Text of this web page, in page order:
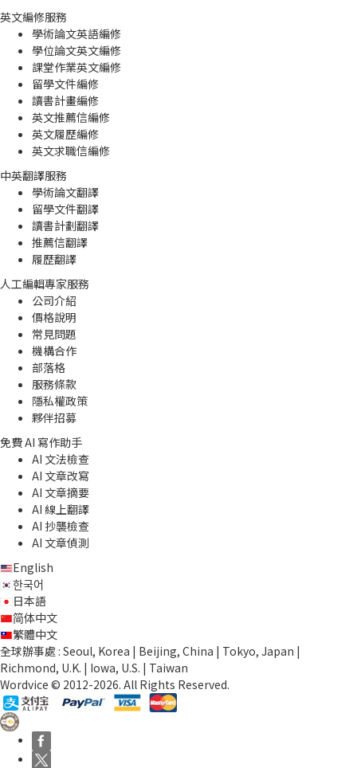
英文編修服務
學術論文英語編修
學位論文英文編修
課堂作業英文編修
留學文件編修
讀書計畫編修
英文推薦信編修
英文履歷編修
英文求職信編修
中英翻譯服務
學術論文翻譯
留學文件翻譯
讀書計劃翻譯
推薦信翻譯
履歷翻譯
人工編輯專家服務
公司介紹
價格說明
常見問題
機構合作
部落格
服務條款
隱私權政策
夥伴招募
免費 AI 寫作助手
AI 文法檢查
AI 文章改寫
AI 文章摘要
AI 線上翻譯
AI 抄襲檢查
AI 文章偵測
English
한국어
日本語
简体中文
繁體中文
全球辦事處 : Seoul, Korea | Beijing, China | Tokyo, Japan |
Richmond, U.K. | Iowa, U.S. | Taiwan
Wordvice © 2012-2026. All Rights Reserved.